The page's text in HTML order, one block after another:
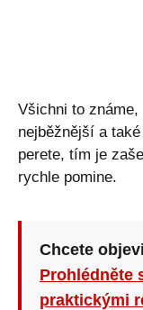
Všichni to
nejběžnější a
perete, tím je
rychle pomine.
Chcete
Prohlédněte
praktickými